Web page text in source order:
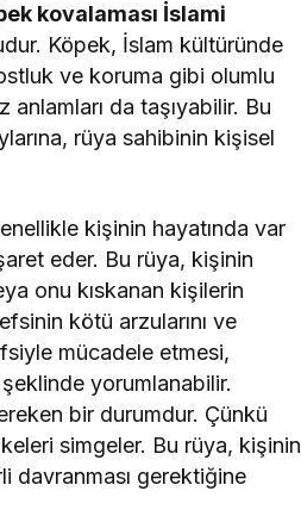
kovalaması İslami
Köpek, İslam kültüründe
ve koruma gibi olumlu
anlamları da taşıyabilir. Bu
rüya sahibinin kişisel
kişinin hayatında var
eder. Bu rüya, kişinin
onu kıskanan kişilerin
kötü arzularını ve
mücadele etmesi,
şeklinde yorumlanabilir.
bir durumdur. Çünkü
simgeler. Bu rüya, kişinin
davranması gerektiğine